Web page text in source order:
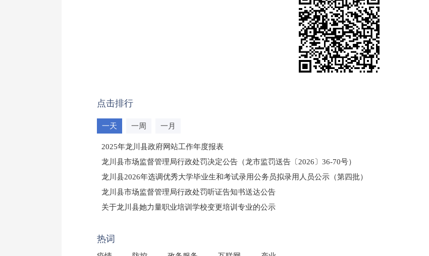
点击排行
一天 一周 一月
2025年龙川县政府网站工作年度报表
龙川县市场监督管理局行政处罚决定公告（龙市监罚送告〔2026〕36-70号）
龙川县2026年选调优秀大学毕业生和考试录用公务员拟录用人员公示（第四批）
龙川县市场监督管理局行政处罚听证告知书送达公告
（龙市监罚送告〔2026〕71号）
关于龙川县她力量职业培训学校变更培训专业的公示
热词